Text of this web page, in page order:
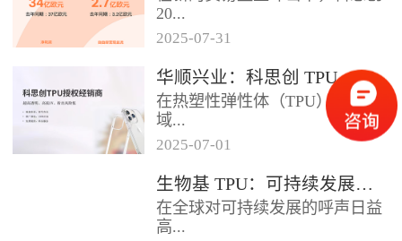
20...
25年第二季度业绩在充满挑战的
经济环境中公布。美国进口关税
的意外上调，对部分重点客户行
业...
2025-07-31
华顺兴业：科思创 TPU 一级代理商，优质 TPU 材料供应专家
在热塑性弹性体（TPU）材料领
域...
，华顺兴业凭借专业实力与行业
积淀，成为科思创 TPU 授权经销
商，为市场提供高品质的TP...
2025-07-01
生物基 TPU：可持续发展的材料新贵
在全球对可持续发展的呼声日益
高...